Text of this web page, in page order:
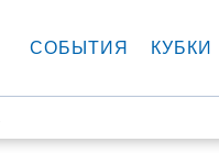
СОБЫТИЯ КУБКИ